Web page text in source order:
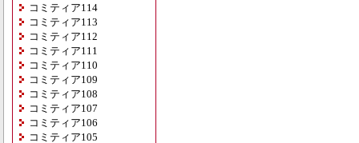
コミティア114
コミティア113
コミティア112
コミティア111
コミティア110
コミティア109
コミティア108
コミティア107
コミティア106
コミティア105